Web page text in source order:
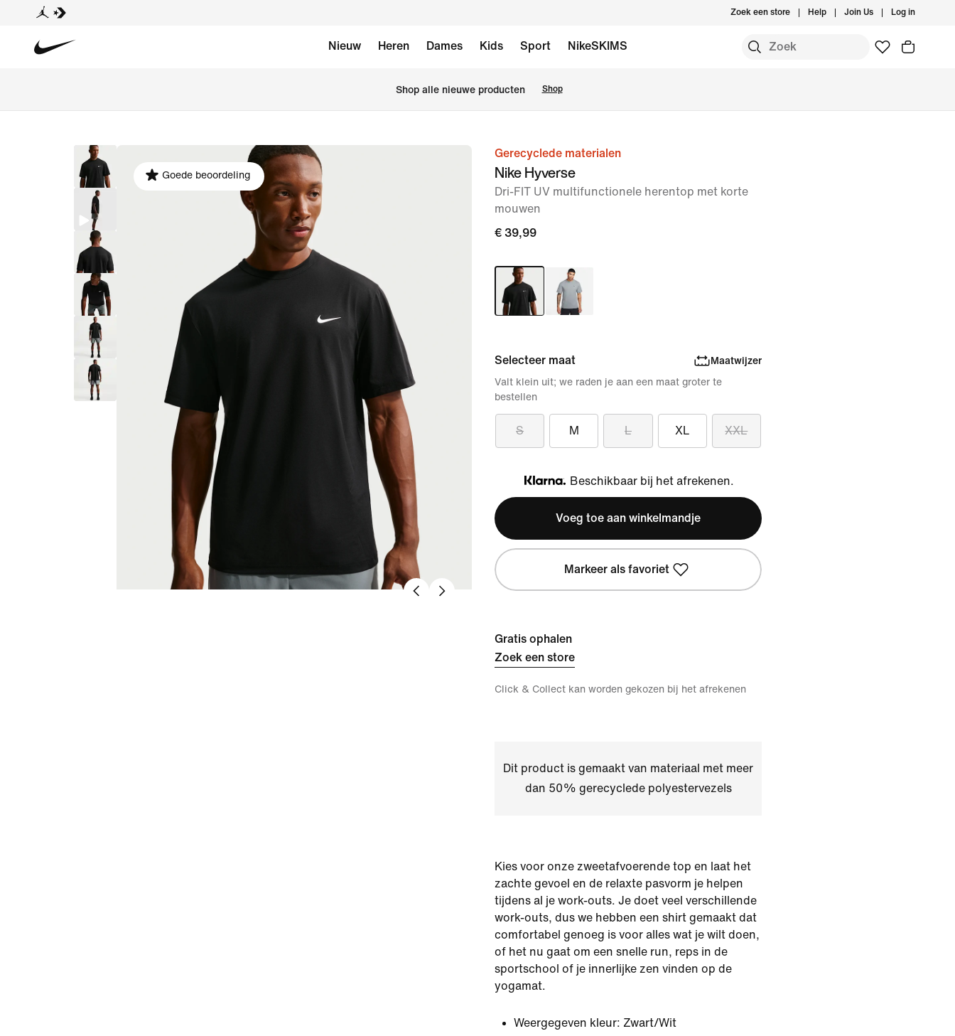
Zoek een store Help Join Us Log in
Nieuw Heren Dames Kids Sport NikeSKIMS
Shop alle nieuwe producten Shop
afbeelding
Goede beoordeling
Gerecyclede materialen
Nike Hyverse
Dri-FIT UV multifunctionele herentop met korte
mouwen
€ 39,99
Selecteer maat Maatwijzer
S M L XL XXL
Valt klein uit; we raden je aan een maat groter te
bestellen
Klarna
Beschikbaar bij het afrekenen.
Voeg toe aan winkelmandje
Markeer als favoriet
Gratis ophalen
Zoek een store
Click & Collect kan worden gekozen bij het afrekenen
Dit product is gemaakt van materiaal met meer
dan 50% gerecyclede polyestervezels
Kies voor onze zweetafvoerende top en laat het
zachte gevoel en de relaxte pasvorm je helpen
tijdens al je work-outs. Je doet veel verschillende
work-outs, dus we hebben een shirt gemaakt dat
comfortabel genoeg is voor alles wat je wilt doen,
of het nu gaat om een snelle run, reps in de
sportschool of je innerlijke zen vinden op de
yogamat.
Weergegeven kleur: Zwart/Wit